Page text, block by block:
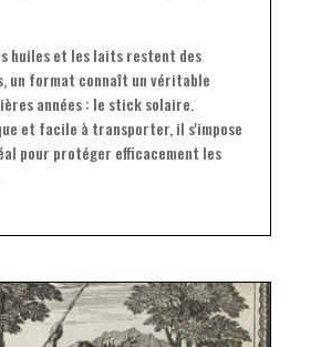
huiles et les laits restent des
un format connaît un véritable
années : le stick solaire.
et facile à transporter, il s'impose
pour protéger efficacement les